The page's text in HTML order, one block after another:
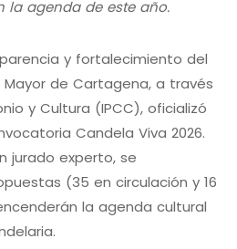
la agenda de este año.
y fortalecimiento del
de Cartagena, a través
y Cultura (IPCC), oficializó
Candela Viva 2026.
jurado experto, se
(35 en circulación y 16
la agenda cultural